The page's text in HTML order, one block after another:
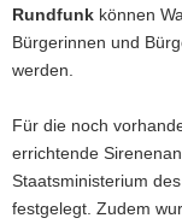
Rundfunk können
Bürgerinnen und
werden.
Für die noch
errichtende
Staatsministerium
festgelegt. Zudem